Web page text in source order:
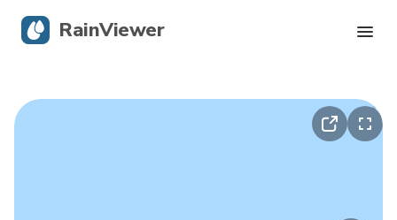
RainViewer